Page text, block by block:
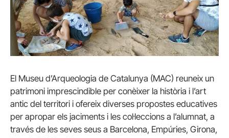
El Museu d’Arqueologia de Catalunya (MAC) reuneix un
patrimoni imprescindible per conèixer la història i l’art
antic del territori i ofereix diverses propostes educatives
per apropar els jaciments i les col·leccions a l’alumnat, a
través de les seves seus a Barcelona, Empúries, Girona,